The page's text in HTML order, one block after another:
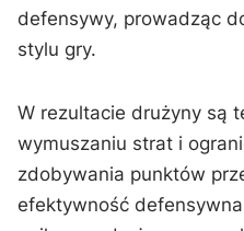
defensywy, prowadząc
stylu gry.
W rezultacie drużyny są
wymuszaniu strat i
zdobywania punktów
efektywność defensywna